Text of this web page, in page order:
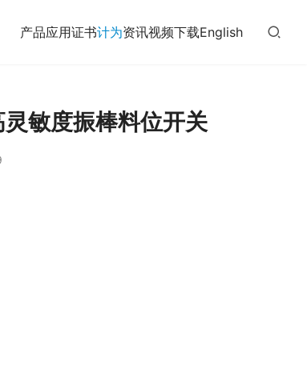
产品应用证书计为资讯视频下载English
敏度振棒料位开关